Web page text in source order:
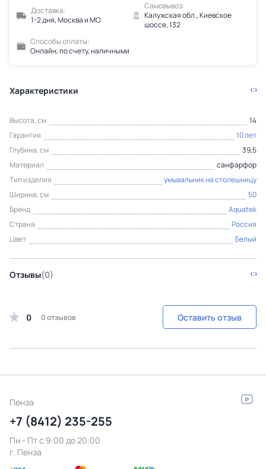
Доставка:
1-2 дня, Москва и МО
Самовывоз:
Калужская обл., Киевское
шоссе, 132
Способы оплаты:
Онлайн, по счету, наличными
Характеристики
Высота, см
14
Гарантия
10 лет
Глубина, см
39,5
Материал
санфарфор
Тип изделия
умывальник на столешницу
Ширина, см
50
Бренд
Aquatek
Страна
Россия
Цвет
Белый
Отзывы(0)
0 0 отзывов Оставить отзыв
Пенза
+7 (8412) 235-255
Пн - Пт c 9:00 до 20:00
г. Пенза